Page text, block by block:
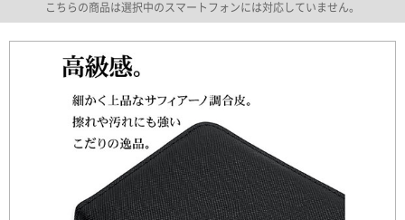
こちらの商品は選択中のスマートフォンには対応していません。